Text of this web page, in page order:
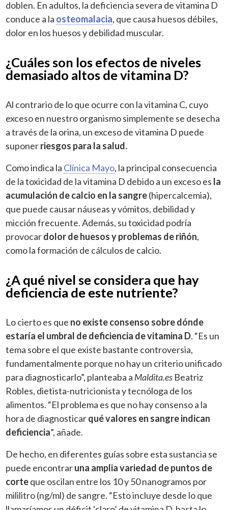
doblen. En adultos, la deficiencia severa de vitamina D
conduce a la osteomalacia, que causa huesos débiles,
dolor en los huesos y debilidad muscular.
¿Cuáles son los efectos de niveles
demasiado altos de vitamina D?
Al contrario de lo que ocurre con la vitamina C, cuyo
exceso en nuestro organismo simplemente se desecha
a través de la orina, un exceso de vitamina D puede
suponerriesgos para la salud.
Como indica la Clínica Mayo, la principal consecuencia
de la toxicidad de la vitamina D debido a un exceso es la
acumulación de calcio en la sangre(hipercalcemia),
que puede causar náuseas y vómitos, debilidad y
micción frecuente. Además, su toxicidad podría
provocardolor de huesos y problemas de riñón,
como la formación de cálculos de calcio.
¿A qué nivel se considera que hay
deficiencia de este nutriente?
Lo cierto es que no existe consenso sobre dónde
estaría el umbral de deficiencia de vitamina D. “Es un
tema sobre el que existe bastante controversia,
fundamentalmente porque no hay un criterio unificado
para diagnosticarlo”, planteaba a Maldita.es Beatriz
Robles, dietista-nutricionista y tecnóloga de los
alimentos. “El problema es que no hay consenso a la
hora de diagnosticarqué valores en sangre indican
deficiencia”, añade.
De hecho, en diferentes guías sobre esta sustancia se
puede encontraruna amplia variedad de puntos de
corteque oscilan entre los 10 y 50 nanogramos por
mililitro (ng/ml) de sangre. “Esto incluye desde lo que